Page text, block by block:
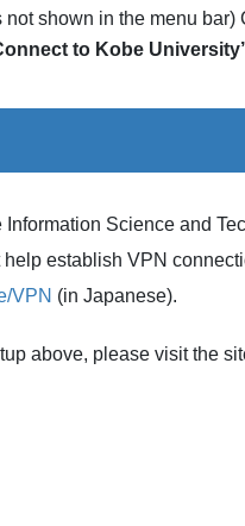
not shown in the menu bar)
to Kobe University’
Science and
establish VPN
VPN (in Japanese).
above, please visit the